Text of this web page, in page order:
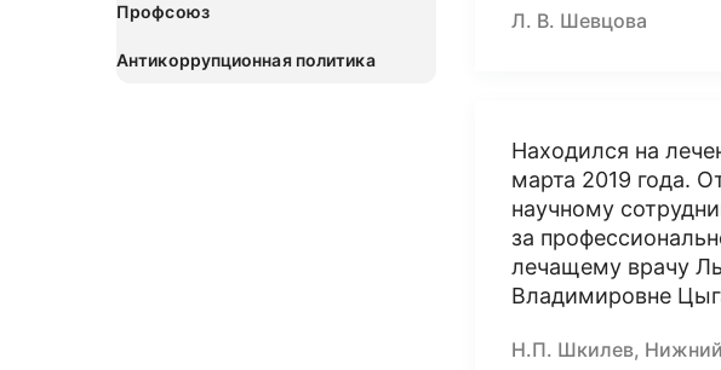
Профсоюз
Антикоррупционная политика
Л. В. Шевцова
Находился на
марта 2019 года.
научному
за
лечащему врачу
Владимировне
Н.П. Шкилев,